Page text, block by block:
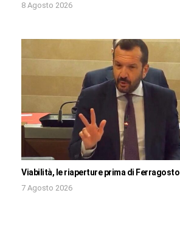
8 Agosto 2026
Viabilità, le riaperture prima di Ferragosto
7 Agosto 2026